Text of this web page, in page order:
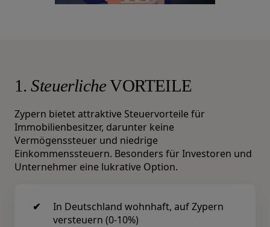
1.SteuerlicheVORTEILE
Zypern bietet attraktive Steuervorteile für
Immobilienbesitzer, darunter keine
Vermögenssteuer und niedrige
Einkommenssteuern. Besonders für Investoren und
Unternehmer eine lukrative Option.
In Deutschland wohnhaft, auf Zypern
versteuern (0-10%)